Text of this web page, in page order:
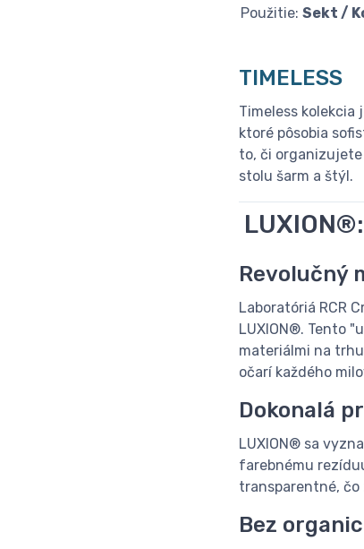
Použitie: Sekt /
TIMELESS
Timeless kolekcia
ktoré pôsobia
to, či
stolu šarm a štýl.
Revolučný
Laboratóriá RCR
LUXION®. Tento
materiálmi na
očarí každého
Dokonalá
LUXION® sa
farebnému
transparentné, čo
Bez